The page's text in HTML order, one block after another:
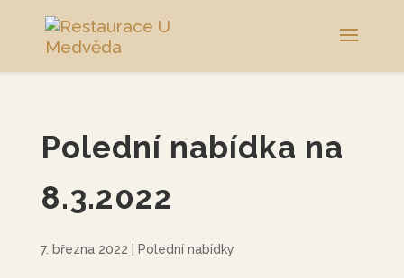
Polední nabídka na
8.3.2022
7. března 2022 Polední nabídky